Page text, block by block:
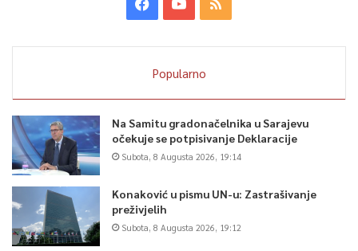
Popularno
Na Samitu gradonačelnika u Sarajevu
očekuje se potpisivanje Deklaracije
Subota, 8 Augusta 2026, 19:14
Konaković u pismu UN-u: Zastrašivanje
preživjelih
Subota, 8 Augusta 2026, 19:12